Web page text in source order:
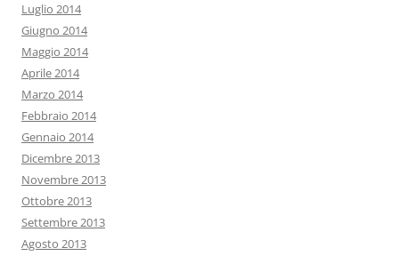
Luglio 2014
Giugno 2014
Maggio 2014
Aprile 2014
Marzo 2014
Febbraio 2014
Gennaio 2014
Dicembre 2013
Novembre 2013
Ottobre 2013
Settembre 2013
Agosto 2013